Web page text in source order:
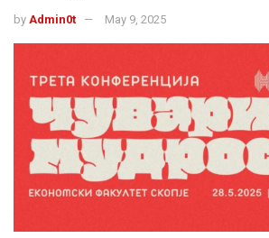
by Admin0t May 9, 2025